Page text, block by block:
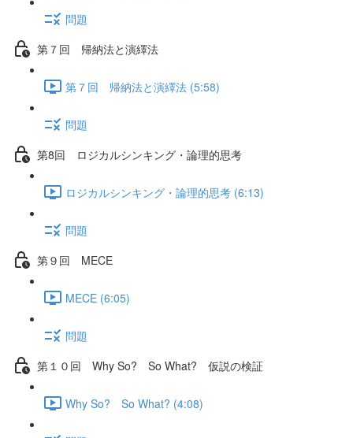
問題
第７回 帰納法と演繹法
第７回 帰納法と演繹法 (5:58)
問題
第8回 ロジカルシンキング・論理的思考
ロジカルシンキング・論理的思考 (6:13)
問題
第９回 MECE
MECE (6:05)
問題
第１０回 Why So? So What? 仮説の検証
Why So? So What? (4:08)